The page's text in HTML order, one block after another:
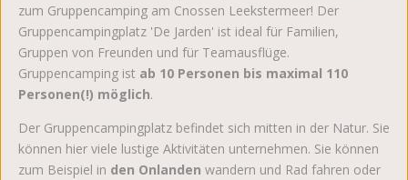
zum Gruppencamping am Cnossen Leekstermeer! Der
Gruppencampingplatz 'De Jarden' ist ideal für Familien,
Gruppen von Freunden und für Teamausflüge.
Gruppencamping ist ab 10 Personen bis maximal 110
Personen(!) möglich.
Der Gruppencampingplatz befindet sich mitten in der Natur. Sie
können hier viele lustige Aktivitäten unternehmen. Sie können
zum Beispiel in den Onlanden wandern und Rad fahren oder